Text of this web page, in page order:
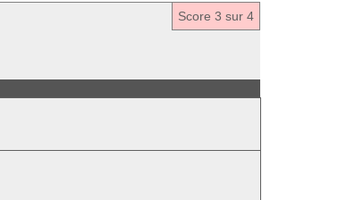
Score 3 sur 4